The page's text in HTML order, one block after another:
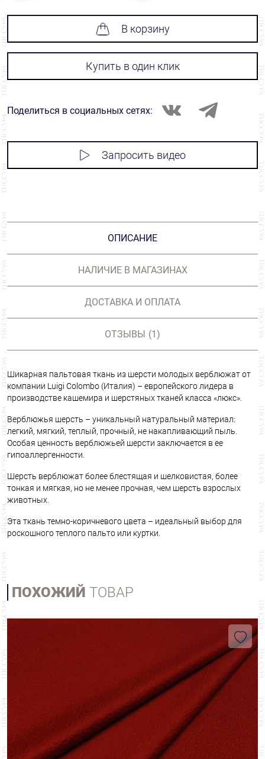
В корзину
Купить в один клик
Поделиться в социальных сетях:
Запросить видео
ОПИСАНИЕ
НАЛИЧИЕ В МАГАЗИНАХ
ДОСТАВКА И ОПЛАТА
ОТЗЫВЫ (1)
Шикарная пальтовая ткань из шерсти молодых верблюжат от
компании Luigi Colombo (Италия) – европейского лидера в
производстве кашемира и шерстяных тканей класса «люкс».
Верблюжья шерсть – уникальный натуральный материал:
легкий, мягкий, теплый, прочный, не накапливающий пыль.
Особая ценность верблюжьей шерсти заключается в ее
гипоаллергенности.
Шерсть верблюжат более блестящая и шелковистая, более
тонкая и мягкая, но не менее прочная, чем шерсть взрослых
животных.
Эта ткань темно-коричневого цвета – идеальный выбор для
роскошного теплого пальто или куртки.
ПОХОЖИЙ ТОВАР